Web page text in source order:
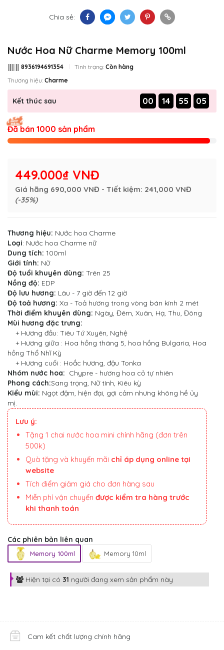
Chia sẻ:
Nước Hoa Nữ Charme Memory 100ml
8936194691354 Tình trạng: Còn hàng
Thương hiệu: Charme
Kết thúc sau 00 14 55 04
Đã bán 1000 sản phẩm
449.000₫ VNĐ
Giá hãng 690,000 VNĐ - Tiết kiệm: 241,000 VNĐ
(-35%)
Thương hiệu: Nước hoa Charme
Loại: Nước hoa Charme nữ
Dung tích: 100ml
Giới tính: Nữ
Độ tuổi khuyên dùng: Trên 25
Nồng độ: EDP
Độ lưu hương: Lâu - 7 giờ đến 12 giờ
Độ toả hương: Xa - Toả hương trong vòng bán kính 2 mét
Thời điểm khuyên dùng: Ngày, Đêm, Xuân, Hạ, Thu, Đông
Mùi hương đặc trưng:
+ Hương đầu: Tiêu Tứ Xuyên, Nghệ
+ Hương giữa : Hoa hồng tháng 5, hoa hồng Bulgaria, Hoa
hồng Thổ Nhĩ Kỳ
+ Hương cuối : Hoắc hương, đậu Tonka
Nhóm nước hoa: Chypre - hương hoa cỏ tự nhiên
Phong cách:Sang trọng, Nữ tính, Kiêu kỳ
Kiểu mùi: Ngọt đậm, hiện đại, gợi cảm nhưng không hề ủy
mị.
Lưu ý:
Tặng 1 chai nước hoa mini chính hãng (đơn trên
500k)
Quà tặng và khuyến mãi chỉ áp dụng online tại
website
Tích điểm giảm giá cho đơn hàng sau
Miễn phí vận chuyển được kiểm tra hàng trước
khi thanh toán
Các phiên bản liên quan
Memory 100ml Memory 10ml
Hiện tại có 31 người đang xem sản phẩm này
Cam kết chất lượng chính hãng